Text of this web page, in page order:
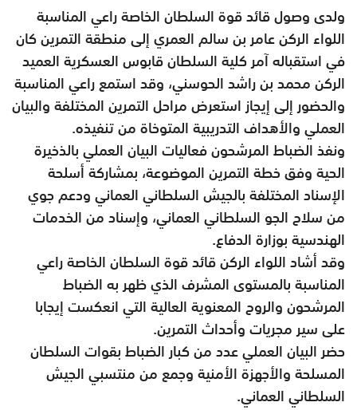
ولدى وصول قائد قوة السلطان الخاصة راعي المناسبة
اللواء الركن عامر بن سالم العمري إلى منطقة التمرين كان
في استقباله آمر كلية السلطان قابوس العسكرية العميد
الركن محمد بن راشد الحوسني، وقد استمع راعي المناسبة
والحضور إلى إيجاز استعرض مراحل التمرين المختلفة والبيان
العملي والأهداف التدريبية المتوخاة من تنفيذه.
ونفذ الضباط المرشحون فعاليات البيان العملي بالذخيرة
الحية وفق خطة التمرين الموضوعة، بمشاركة أسلحة
الإسناد المختلفة بالجيش السلطاني العماني ودعم جوي
من سلاح الجو السلطاني العماني، وإسناد من الخدمات
الهندسية بوزارة الدفاع.
وقد أشاد اللواء الركن قائد قوة السلطان الخاصة راعي
المناسبة بالمستوى المشرف الذي ظهر به الضباط
المرشحون والروح المعنوية العالية التي انعكست إيجابا
على سير مجريات وأحداث التمرين.
حضر البيان العملي عدد من كبار الضباط بقوات السلطان
المسلحة والأجهزة الأمنية وجمع من منتسبي الجيش
السلطاني العماني.